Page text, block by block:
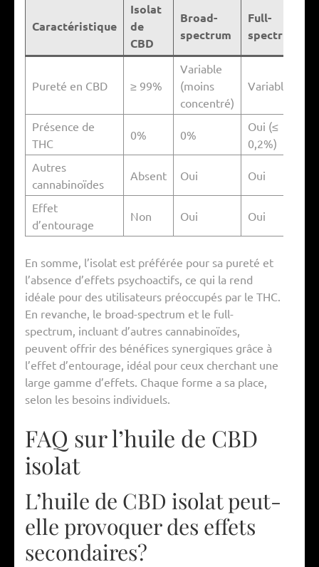
Caractéristique
Isolat
de
CBD
Broad-
spectrum
Full-
spectrum
Pureté en CBD ≥ 99%
Variable
(moins
concentré)
Variable
Présence de
THC
0% 0%
Oui (≤
0,2%)
Autres
cannabinoïdes
Absent Oui Oui
Effet
d’entourage
Non Oui Oui
En somme, l’isolat est préférée pour sa pureté et
l’absence d’effets psychoactifs, ce qui la rend
idéale pour des utilisateurs préoccupés par le THC.
En revanche, le broad-spectrum et le full-
spectrum, incluant d’autres cannabinoïdes,
peuvent offrir des bénéfices synergiques grâce à
l’effet d’entourage, idéal pour ceux cherchant une
large gamme d’effets. Chaque forme a sa place,
selon les besoins individuels.
FAQ sur l’huile de CBD
isolat
L’huile de CBD isolat peut-
elle provoquer des effets
secondaires?